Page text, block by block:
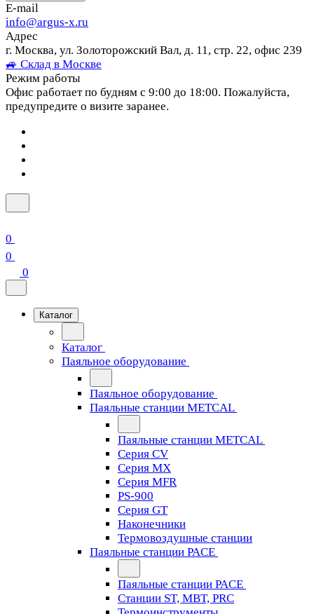
E-mail
info@argus-x.ru
Адрес
г. Москва, ул. Золоторожский Вал, д. 11, стр. 22, офис 239
🚙 Склад в Москве
Режим работы
Офис работает по будням с 9:00 до 18:00. Пожалуйста,
предупредите о визите заранее.
0
0
0
Каталог
Каталог
Паяльное оборудование
Паяльное оборудование
Паяльные станции METCAL
Паяльные станции METCAL
Серия CV
Серия MX
Серия MFR
PS-900
Серия GT
Наконечники
Термовоздушные станции
Паяльные станции PACE
Паяльные станции PACE
Станции ST, MBT, PRC